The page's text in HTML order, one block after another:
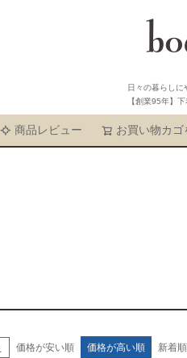
日々の暮らし
【創業95年】
商品レビュー お買い物カゴ
価格が安い順 価格が高い順 新着順